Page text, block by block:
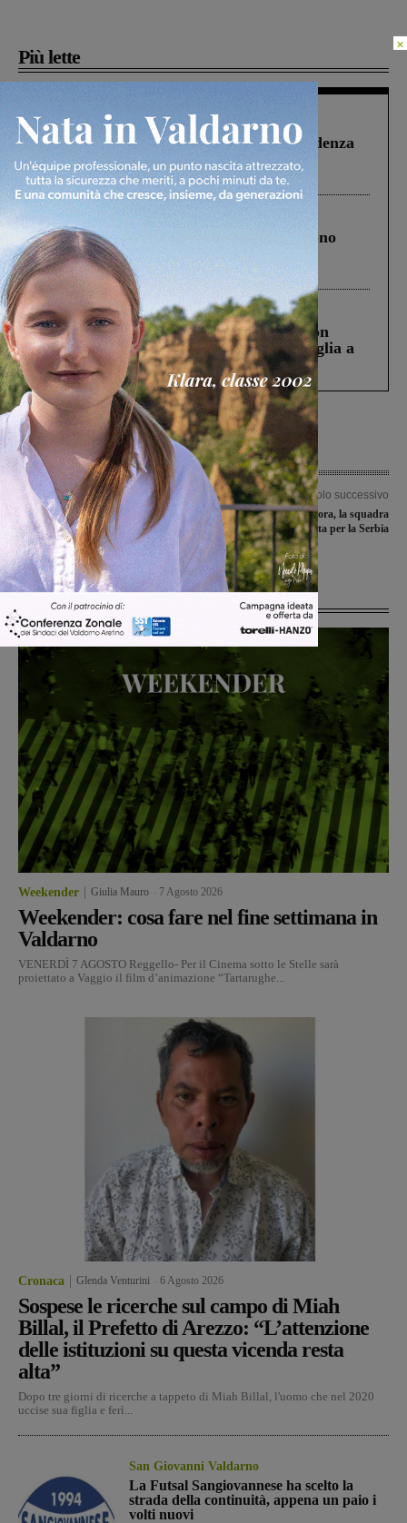
Più lette
Figline Incisa Valdarno 1 Agosto 2026
Piscina di Figline finanziata oltre la scadenza
Pnrr, il gruppo di Fratelli d’Italia: “Un
ringraziamento al Governo”
Cronaca 4 Agosto 2026
Un anno fa la strage in A1 in cui morirono
Gianni, Giulia e Franco. Lo schianto, il
processo, lo stop ai sorpassi fra tir....
Cronaca 3 Agosto 2026
Scomparso da una struttura di Castiglion
Fiorentino l’uomo che aveva ucciso la figlia a
Levane nel 2020
Articolo precedente
Colpaccio Bucinese a Colle Val d’Elsa,
vince anche il Valdarno Football Club
mentre ha perso la Rignanese
Articolo successivo
Ginnastica Aurora, la squadra
Junior/Senior è partita per la Serbia
Ultime Notizie
Weekender Giulia Mauro 7 Agosto 2026
Weekender: cosa fare nel fine settimana in
Valdarno
VENERDÌ 7 AGOSTO Reggello- Per il Cinema sotto le Stelle sarà
proiettato a Vaggio il film d’animazione “Tartarughe...
Cronaca Glenda Venturini 6 Agosto 2026
Sospese le ricerche sul campo di Miah
Billal, il Prefetto di Arezzo: “L’attenzione
delle istituzioni su questa vicenda resta
alta”
Dopo tre giorni di ricerche a tappeto di Miah Billal, l'uomo che nel 2020
uccise sua figlia e ferì...
San Giovanni Valdarno
La Futsal Sangiovannese ha scelto la
strada della continuità, appena un paio i
volti nuovi
×